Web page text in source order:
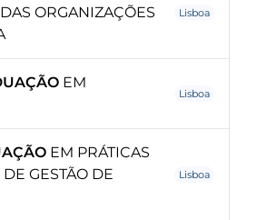
ORGANIZAÇÕES
Lisboa
EM
Lisboa
EM PRÁTICAS
GESTÃO DE
Lisboa